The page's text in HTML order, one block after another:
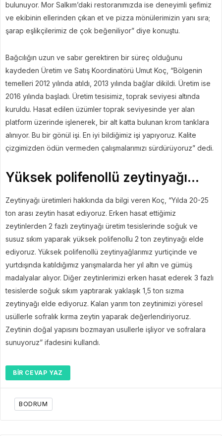
bulunuyor. Mor Salkım’daki restoranımızda ise deneyimli şefimiz
ve ekibinin ellerinden çıkan et ve pizza mönülerimizin yanı sıra;
şarap eşlikçilerimiz de çok beğeniliyor” diye konuştu.
Bağcılığın uzun ve sabır gerektiren bir süreç olduğunu
kaydeden Üretim ve Satış Koordinatörü Umut Koç, “Bölgenin
temelleri 2012 yılında atıldı, 2013 yılında bağlar dikildi. Üretim ise
2016 yılında başladı. Üretim tesisimiz, toprak seviyesi altında
kuruldu. Hasat edilen üzümler toprak seviyesinde yer alan
platform üzerinde işlenerek, bir alt katta bulunan krom tanklara
alınıyor. Bu bir gönül işi. En iyi bildiğimiz işi yapıyoruz. Kalite
çizgimizden ödün vermeden çalışmalarımızı sürdürüyoruz” dedi.
Yüksek polifenollü zeytinyağı…
Zeytinyağı üretimleri hakkında da bilgi veren Koç, “Yılda 20-25
ton arası zeytin hasat ediyoruz. Erken hasat ettiğimiz
zeytinlerden 2 fazlı zeytinyağı üretim tesislerinde soğuk ve
susuz sıkım yaparak yüksek polifenollu 2 ton zeytinyağı elde
ediyoruz. Yüksek polifenollü zeytinyağlarımız yurtiçinde ve
yurtdışında katıldığımız yarışmalarda her yıl altın ve gümüş
madalyalar alıyor. Diğer zeytinlerimizi erken hasat ederek 3 fazlı
tesislerde soğuk sıkım yaptırarak yaklaşık 1,5 ton sızma
zeytinyağı elde ediyoruz. Kalan yarım ton zeytinimizi yöresel
usüllerle sofralık kırma zeytin yaparak değerlendiriyoruz.
Zeytinin doğal yapısını bozmayan usullerle işliyor ve sofralara
sunuyoruz” ifadesini kullandı.
BIR CEVAP YAZ
BODRUM